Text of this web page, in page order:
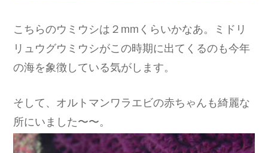
こちらのウミウシは２mmくらいかなあ。ミドリ
リュウグウミウシがこの時期に出てくるのも今年
の海を象徴している気がします。
そして、オルトマンワラエビの赤ちゃんも綺麗な
所にいました〜〜。